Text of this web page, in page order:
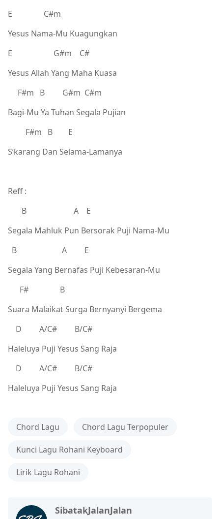
E C#m
Yesus Nama-Mu Kuagungkan
E G#m C#
Yesus Allah Yang Maha Kuasa
F#m B G#m C#m
Bagi-Mu Ya Tuhan Segala Pujian
F#m B E
S’karang Dan Selama-Lamanya
Reff :
B A E
Segala Mahluk Pun Bersorak Puji Nama-Mu
B A E
Segala Yang Bernafas Puji Kebesaran-Mu
F# B
Suara Malaikat Surga Bernyanyi Bergema
D A/C# B/C#
Haleluya Puji Yesus Sang Raja
D A/C# B/C#
Haleluya Puji Yesus Sang Raja
Chord Lagu Chord Lagu Terpopuler
Kunci Lagu Rohani Keyboard
Lirik Lagu Rohani
SibatakJalanJalan